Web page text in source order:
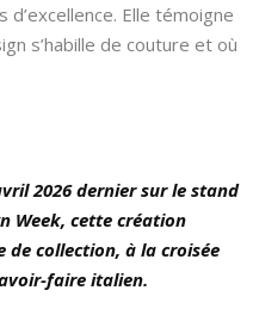
Elle témoigne
s’habille de couture et où
2026 dernier sur le stand
Week, cette création
de collection, à la croisée
faire italien.